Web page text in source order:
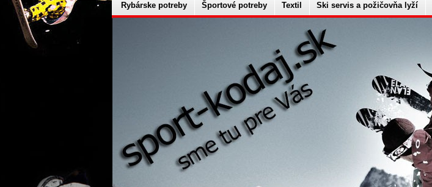
Rybárske potreby Športové potreby Textil Ski servis a požičovňa lyží